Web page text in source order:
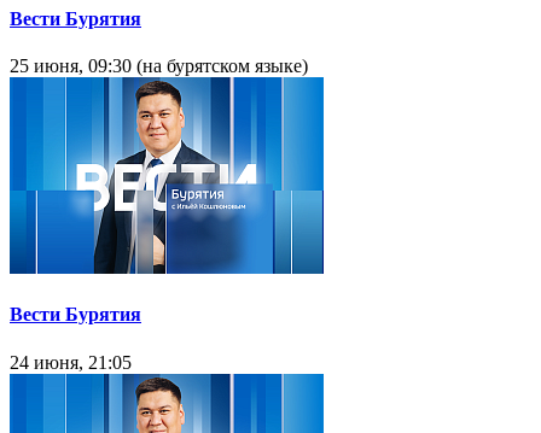
Вести Бурятия
25 июня, 09:30 (на бурятском языке)
Вести Бурятия
24 июня, 21:05